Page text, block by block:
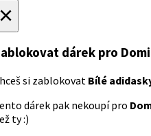
dárek pro
si zablokovat Bílé
dárek pak nekoupí pro
ty :)